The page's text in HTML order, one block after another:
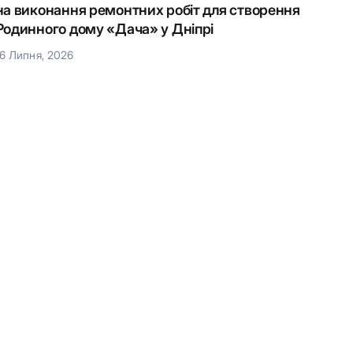
виконання ремонтних робіт для створення
дому «Дача» у Дніпрі
Липня, 2026